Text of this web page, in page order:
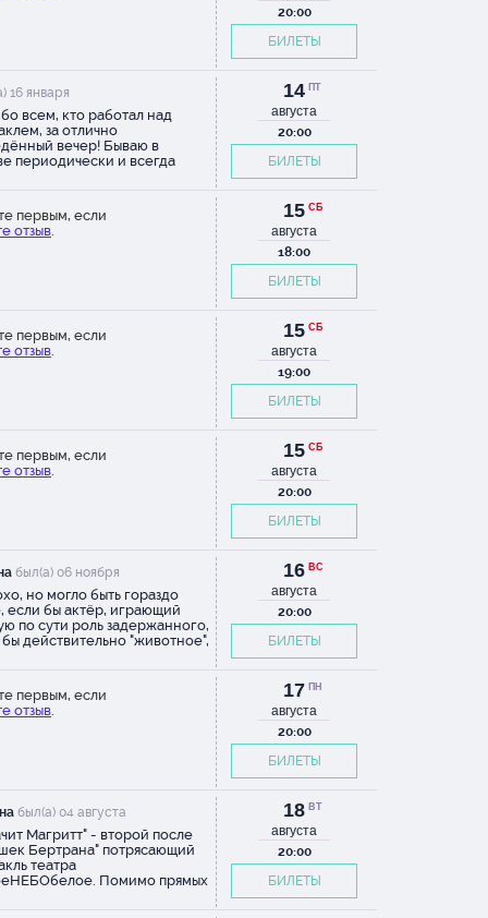
20:00
БИЛЕТЫ
16 января
всем, кто работал над
за отлично
вечер! Бываю в
периодически и всегда
зрелость наступает со
самоиронии и
воздержаться от
Ведь постепенная
отменяет жизнь внутри.
woman необыкновенно
и, действительно,
А Лена, заполучившая
рассказчиков и тех, кто
к себе слишком серьёзно.
14 ПТ
августа
20:00
БИЛЕТЫ
первым, если
отзыв.
15 СБ
августа
18:00
БИЛЕТЫ
первым, если
отзыв.
15 СБ
августа
19:00
БИЛЕТЫ
первым, если
отзыв.
15 СБ
августа
20:00
БИЛЕТЫ
был(а) 06 ноября
но могло быть гораздо
если бы актёр, играющий
по сути роль задержанного,
бы действительно "животное",
даже животное, скорее он
Трудно поверить, что
персонаж способен
16 ВС
августа
20:00
БИЛЕТЫ
первым, если
отзыв.
17 ПН
августа
20:00
БИЛЕТЫ
был(а) 04 августа
Магритт" - второй после
Бертрана" потрясающий
театра
Помимо прямых
18 ВТ
августа
20:00
БИЛЕТЫ